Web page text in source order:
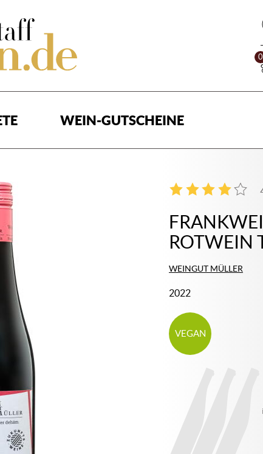
0
WEIN-GUTSCHEINE
ROTWEIN
WEINGUT MÜLLER
2022
2
VEGAN